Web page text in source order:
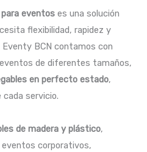
para eventos es una solución
flexibilidad, rapidez y
BCN contamos con
de diferentes tamaños,
en perfecto estado,
servicio.
de madera y plástico,
corporativos,